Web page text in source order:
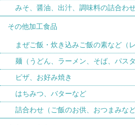
みそ、醤油、出汁、調味料の詰合わ
その他加工食品
まぜご飯・炊き込みご飯の素など（
麺（うどん、ラーメン、そば、パス
ピザ、お好み焼き
はちみつ、バターなど
詰合わせ（ご飯のお供、おつまみなど